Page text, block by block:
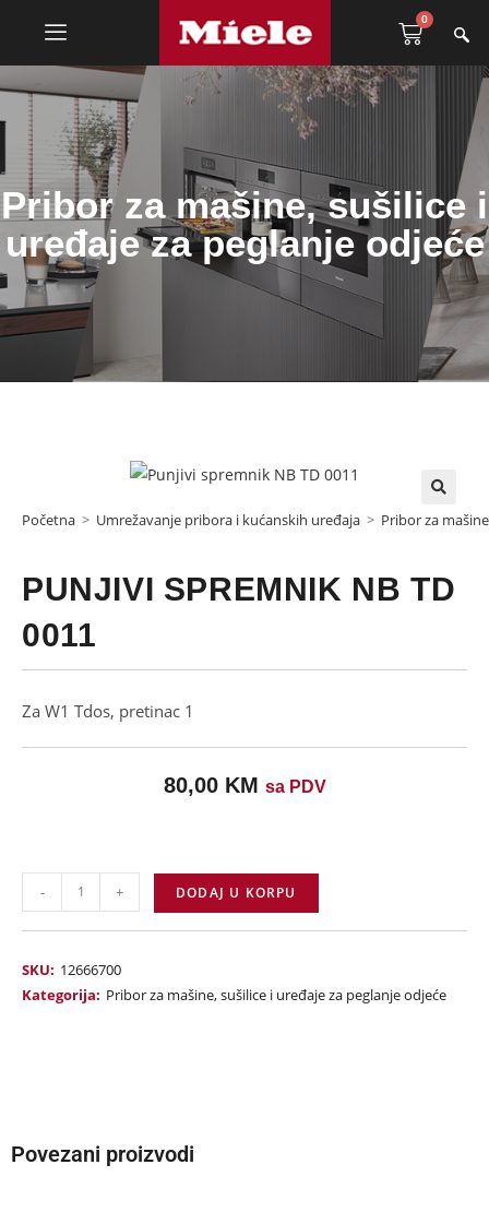
0
Pribor za mašine, sušilice i
uređaje za peglanje odjeće
Početna > Umrežavanje pribora i kućanskih uređaja > Pribor za
PUNJIVI SPREMNIK NB TD
0011
Za W1 Tdos, pretinac 1
80,00 KM sa PDV
- + DODAJ U KORPU
SKU: 12666700
Kategorija: Pribor za mašine, sušilice i uređaje za peglanje odjeće
Povezani proizvodi